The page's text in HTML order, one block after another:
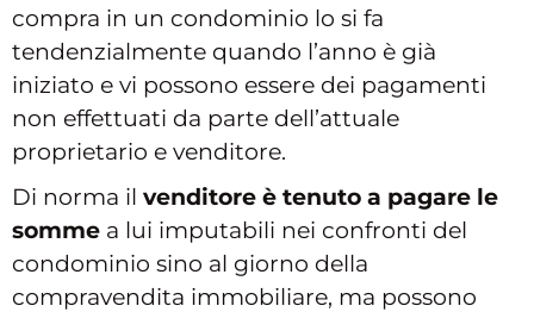
compra in un condominio lo si fa
tendenzialmente quando l’anno è già
iniziato e vi possono essere dei pagamenti
non effettuati da parte dell’attuale
proprietario e venditore.
Di norma il venditore è tenuto a pagare le
somme a lui imputabili nei confronti del
condominio sino al giorno della
compravendita immobiliare, ma possono